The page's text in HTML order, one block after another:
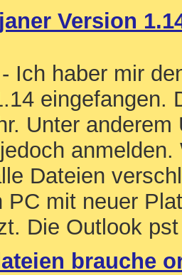
Version
- Ich haber mir
eingefangen.
Unter
Dateien
PC mit neuer
Die Outlook
brauche